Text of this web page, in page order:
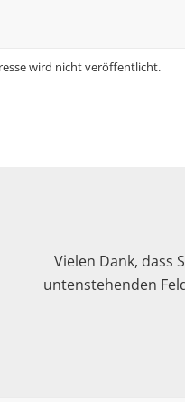
wird nicht veröffentlicht.
Vielen Dank, dass
untenstehenden